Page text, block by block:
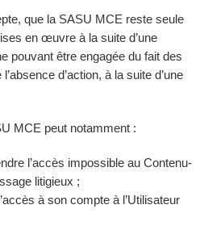
que la SASU MCE reste seule
en œuvre à la suite d’une
pouvant être engagée du fait des
d’action, à la suite d’une
MCE peut notamment :
l’accès impossible au Contenu-
litigieux ;
à son compte à l’Utilisateur